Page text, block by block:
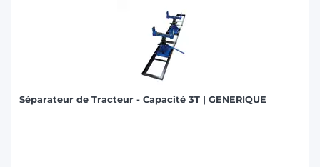
Séparateur de Tracteur - Capacité 3T | GENERIQUE